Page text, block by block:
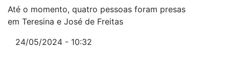
Até o momento, quatro pessoas foram presas
em Teresina e José de Freitas
24/05/2024 - 10:32